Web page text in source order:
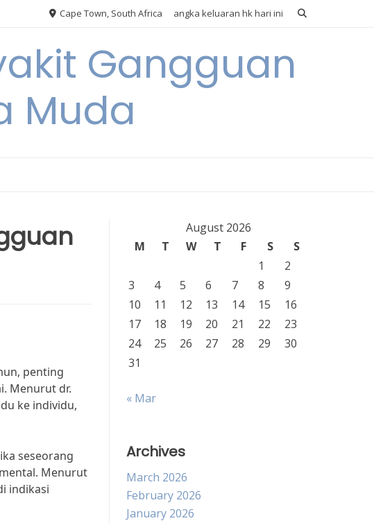
Cape Town, South Africa angka keluaran hk hari ini
Gangguan
Muda
penting
Menurut dr.
ke individu,
seseorang
Menurut
indikasi
August 2026
M
T W T F S
S
1
2
3
4 5 6 7 8
9
10
11 12 13 14 15
16
17
18 19 20 21 22
23
24
25 26 27 28 29
30
31
« Mar
Archives
March 2026
February 2026
January 2026